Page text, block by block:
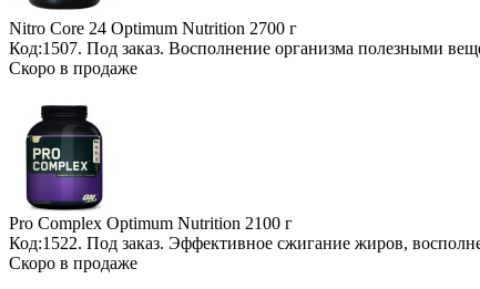
Nitro Core 24 Optimum Nutrition 2700 г
Код:1507. Под заказ. Восполнение организма полезными
Скоро в продаже
Pro Complex Optimum Nutrition 2100 г
Код:1522. Под заказ. Эффективное сжигание жиров,
Скоро в продаже